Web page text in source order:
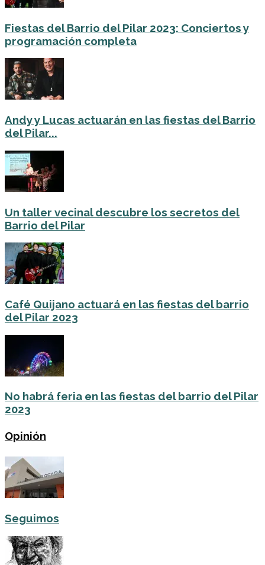
Fiestas del Barrio del Pilar 2023: Conciertos y
programación completa
Andy y Lucas actuarán en las fiestas del Barrio
del Pilar...
Un taller vecinal descubre los secretos del
Barrio del Pilar
Café Quijano actuará en las fiestas del barrio
del Pilar 2023
No habrá feria en las fiestas del barrio del Pilar
2023
Opinión
Seguimos